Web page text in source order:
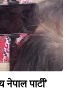
पार्टी’